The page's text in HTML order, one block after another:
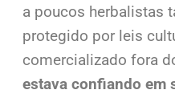
a poucos herbalistas
protegido por leis
comercializado fora
estava confiando em